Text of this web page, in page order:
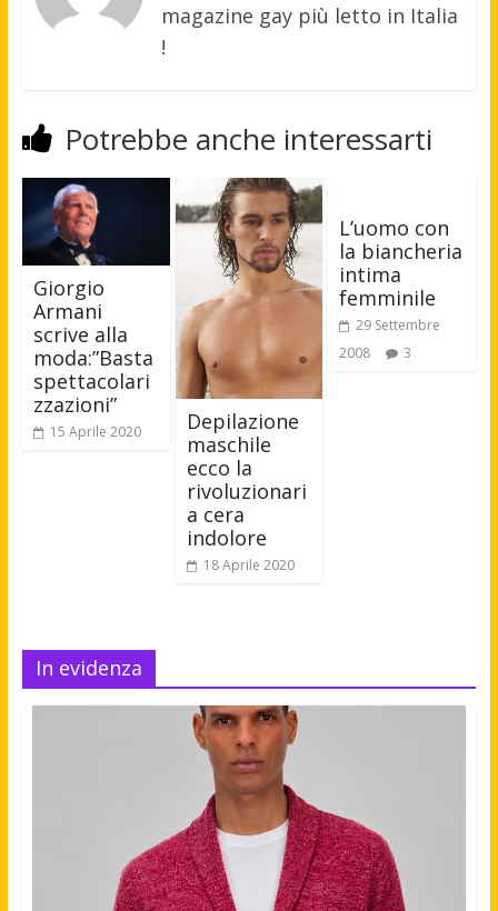
magazine gay più letto in Italia
!
Potrebbe anche interessarti
Giorgio
Armani
scrive alla
moda:”Basta
spettacolari
zzazioni”
15 Aprile 2020
Depilazione
maschile
ecco la
rivoluzionari
a cera
indolore
18 Aprile 2020
L’uomo con
la biancheria
intima
femminile
29 Settembre
2008
3
In evidenza